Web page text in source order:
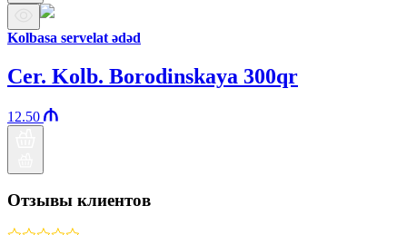
Kolbasa servelat ədəd
Cer. Kolb. Borodinskaya 300qr
12.50
Отзывы клиентов